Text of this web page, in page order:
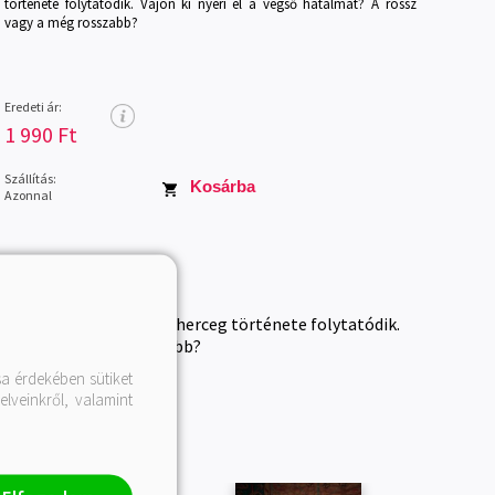
története folytatódik. Vajon ki nyeri el a végső hatalmat? A rossz
vagy a még rosszabb?
Eredeti ár:
1 990 Ft
Szállítás:
Azonnal
Kosárba
botló varázslónő és a herceg története folytatódik.
vagy a még rosszabb?
érdekében sütiket
valamint